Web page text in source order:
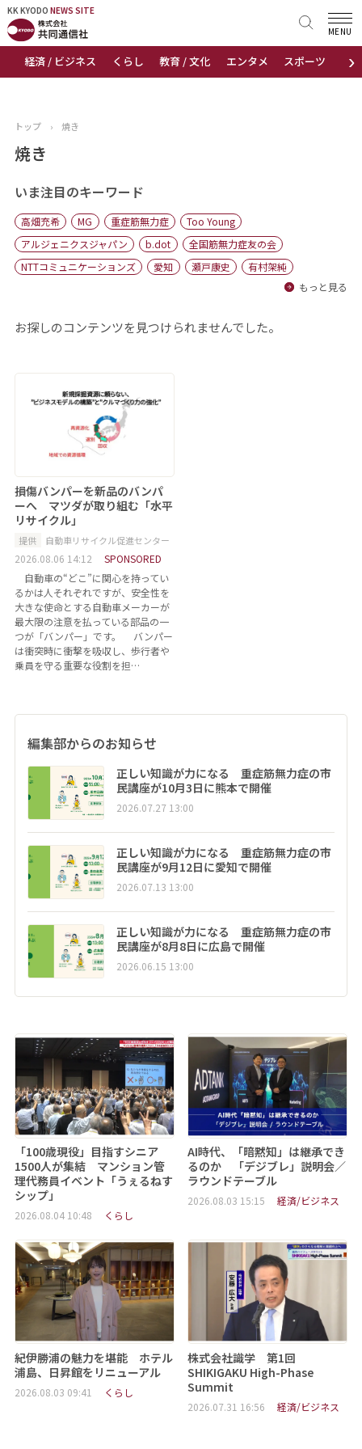
KK KYODO NEWS SITE
›
経済 / ビジネス くらし 教育 / 文化 エンタメ スポーツ 地域
MENU
KK KYODONEWS SITE
トップページ
ニュース
おすすめコンテンツ
出版物
会社概要
トップ › 焼き
焼き
いま注目のキーワード
高畑充希 MG 重症筋無力症
Too Young
アルジェニクスジャパン
b.dot
全国筋無力症友の会
NTTコミュニケーションズ
愛知 瀬戸康史
有村架純
もっと見る
お探しのコンテンツを見つけられませんでした。
損傷バンパーを新品のバンパ
ーへ マツダが取り組む「水平
リサイクル」
提供 自動車リサイクル促進センター
2026.08.06 14:12
SPONSORED
自動車の“どこ”に関心を持ってい
るかは人それぞれですが、安全性を
大きな使命とする自動車メーカーが
最大限の注意を払っている部品の一
つが「バンパー」です。 バンパー
は衝突時に衝撃を吸収し、歩行者や
乗員を守る重要な役割を担…
編集部からのお知らせ
正しい知識が力になる 重症筋無力症の市
民講座が10月3日に熊本で開催
2026.07.27 13:00
正しい知識が力になる 重症筋無力症の市
民講座が9月12日に愛知で開催
2026.07.13 13:00
正しい知識が力になる 重症筋無力症の市
民講座が8月8日に広島で開催
2026.06.15 13:00
「100歳現役」目指すシニア
1500人が集結 マンション管
理代務員イベント「うぇるねす
シップ」
2026.08.04 10:48 くらし
AI時代、「暗黙知」は継承でき
るのか 「デジブレ」説明会／
ラウンドテーブル
2026.08.03 15:15 経済/ビジネス
紀伊勝浦の魅力を堪能 ホテル
浦島、日昇館をリニューアル
2026.08.03 09:41 くらし
株式会社識学 第1回
SHIKIGAKU High-Phase
Summit
2026.07.31 16:56 経済/ビジネス